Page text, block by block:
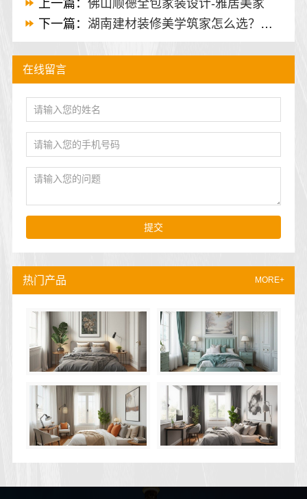
上一篇： 佛山顺德全包家装设计-雅居美家
下一篇： 湖南建材装修美学筑家怎么选？看这里
热门产品 MORE+
在线留言
提交